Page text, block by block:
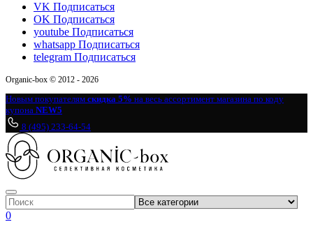
VK Подписаться
OK Подписаться
youtube Подписаться
whatsapp Подписаться
telegram Подписаться
Organic-box © 2012 - 2026
Новым покупателям скидка 5% на весь ассортимент магазина по коду
купона NEW5
8 (495) 233-64-54
0